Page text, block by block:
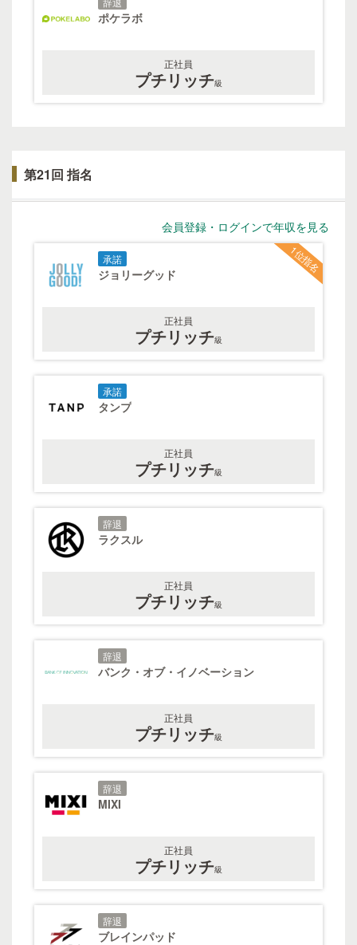
ポケラボ
正社員
プチリッチ級
第21回 指名
会員登録・ログインで年収を見る
1位指名
承諾
ジョリーグッド
正社員
プチリッチ級
承諾
タンプ
正社員
プチリッチ級
辞退
ラクスル
正社員
プチリッチ級
辞退
バンク・オブ・イノベーション
正社員
プチリッチ級
辞退
MIXI
正社員
プチリッチ級
辞退
ブレインパッド